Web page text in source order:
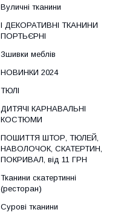
Вуличні тканини
І ДЕКОРАТИВНІ ТКАНИНИ
ПОРТЬЄРНІ
Зшивки меблів
НОВИНКИ 2024
ТЮЛІ
ДИТЯЧІ КАРНАВАЛЬНІ
КОСТЮМИ
ПОШИТТЯ ШТОР, ТЮЛЕЙ,
НАВОЛОЧОК, СКАТЕРТИН,
ПОКРИВАЛ, від 11 ГРН
Тканини скатертинні
(ресторан)
Сурові тканини